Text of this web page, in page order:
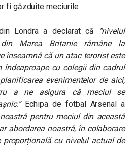
fi găzduite meciurile.
Londra a declarat că
“nivelul
din Marea Britanie rămâne la
înseamnă că un atac terorist este
îndeaproape cu colegii din cadrul
evenimentelor de aici,
a ne asigura că meciul se
Echipa de fotbal Arsenal a
pentru meciul din această
abordarea noastră, în colaborare
proporțională cu nivelul actual de